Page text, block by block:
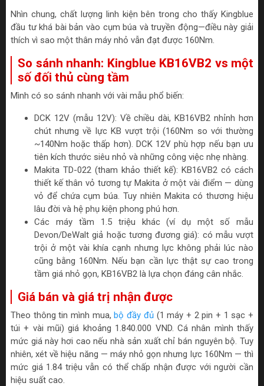
Nhìn chung, chất lượng linh kiện bên trong cho thấy Kingblue
đầu tư khá bài bản vào cụm búa và truyền động—điều này giải
thích vì sao một thân máy nhỏ vẫn đạt được 160Nm.
So sánh nhanh: Kingblue KB16VB2 vs một
số đối thủ cùng tầm
Mình có so sánh nhanh với vài mẫu phổ biến:
DCK 12V (mẫu 12V): Về chiều dài, KB16VB2 nhỉnh hơn
chút nhưng về lực KB vượt trội (160Nm so với thường
~140Nm hoặc thấp hơn). DCK 12V phù hợp nếu bạn ưu
tiên kích thước siêu nhỏ và những công việc nhẹ nhàng.
Makita TD-022 (tham khảo thiết kế): KB16VB2 có cách
thiết kế thân vỏ tương tự Makita ở một vài điểm — dùng
vỏ để chứa cụm búa. Tuy nhiên Makita có thương hiệu
lâu đời và hệ phụ kiện phong phú hơn.
Các máy tầm 1.5 triệu khác (ví dụ một số mẫu
Devon/DeWalt giả hoặc tương đương giá): có mẫu vượt
trội ở một vài khía cạnh nhưng lực không phải lúc nào
cũng bằng 160Nm. Nếu bạn cần lực thật sự cao trong
tầm giá nhỏ gọn, KB16VB2 là lựa chọn đáng cân nhắc.
Giá bán và giá trị nhận được
Theo thông tin mình mua,bộ đầy đủ(1 máy + 2 pin + 1 sạc +
túi + vài mũi) giá khoảng 1.840.000 VND. Cá nhân mình thấy
mức giá này hơi cao nếu nhà sản xuất chỉ bán nguyên bộ. Tuy
nhiên, xét về hiệu năng — máy nhỏ gọn nhưng lực 160Nm — thì
mức giá 1.84 triệu vẫn có thể chấp nhận được với người cần
hiệu suất cao.